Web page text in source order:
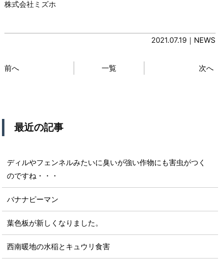
株式会社ミズホ
2021.07.19｜ NEWS
前へ 一覧 次へ
最近の記事
ディルやフェンネルみたいに臭いが強い作物にも害虫がつく
のですね・・・
バナナピーマン
葉色板が新しくなりました。
西南暖地の水稲とキュウリ食害